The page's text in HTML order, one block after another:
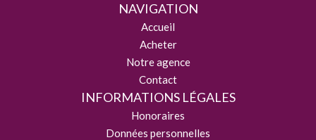
NAVIGATION
Accueil
Acheter
Notre agence
Contact
INFORMATIONS LÉGALES
Honoraires
Données personnelles